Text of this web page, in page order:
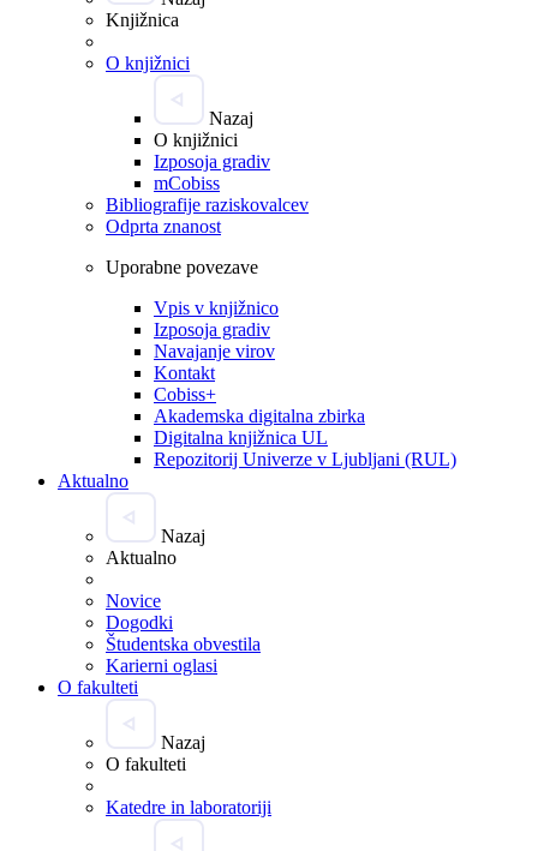
Knjižnica
O knjižnici
Nazaj
O knjižnici
Izposoja gradiv
mCobiss
Bibliografije raziskovalcev
Odprta znanost
Uporabne povezave
Vpis v knjižnico
Izposoja gradiv
Navajanje virov
Kontakt
Cobiss+
Akademska digitalna zbirka
Digitalna knjižnica UL
Repozitorij Univerze v Ljubljani (RUL)
Aktualno
Nazaj
Aktualno
Novice
Dogodki
Študentska obvestila
Karierni oglasi
O fakulteti
Nazaj
O fakulteti
Katedre in laboratoriji